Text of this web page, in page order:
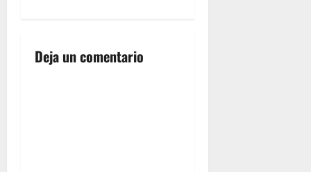
a
Deja un comentario